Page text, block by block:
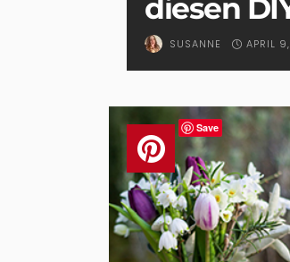
diesen
SUSANNE APRIL
Save